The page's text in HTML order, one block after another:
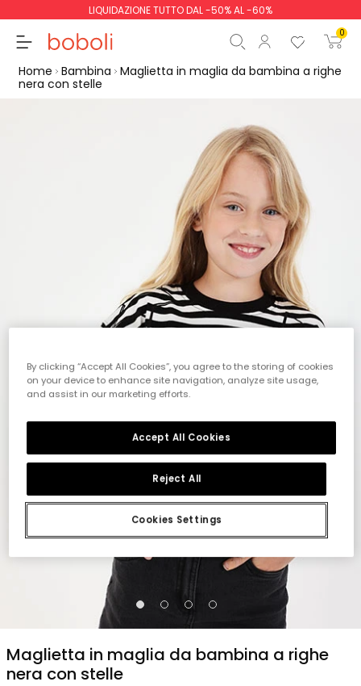
LIQUIDAZIONE TUTTO DAL -50% AL -60%
0
0,00 €
Inizio ordine
Home Bambina Maglietta in maglia da bambina a righe
nera con stelle
1 2 3 4
Maglietta in maglia da bambina a righe
nera con stelle
By clicking “Accept All Cookies”, you agree to the storing of cookies
on your device to enhance site navigation, analyze site usage,
and assist in our marketing efforts.
Cookies Settings
Reject All
Accept All Cookies